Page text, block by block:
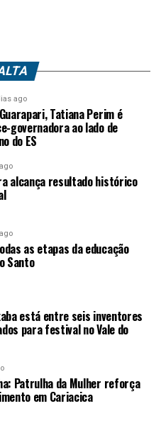
ago
Tatiana Perim é
governadora ao lado de
do ES
alcança resultado histórico
as etapas da educação
Santo
está entre seis inventores
para festival no Vale do
Patrulha da Mulher reforça
em Cariacica